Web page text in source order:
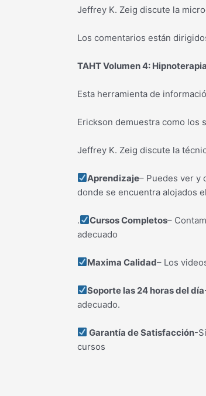
Jeffrey K. Zeig discute la
Los comentarios están
TAHT Volumen 4:
Esta herramienta de
Erickson demuestra como los
Jeffrey K. Zeig discute la
Aprendizaje– Puedes ver y
donde se encuentra alojados
. Cursos Completos–
adecuado
Maxima Calidad– Los
Soporte las 24 horas del día
adecuado.
Garantía de Satisfacción-
cursos